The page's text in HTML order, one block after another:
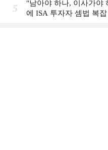
5
"남아야 하나, 이사가
에 ISA 투자자 셈법 복잡